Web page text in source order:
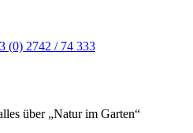
(0) 2742 / 74 333
über „Natur im Garten“